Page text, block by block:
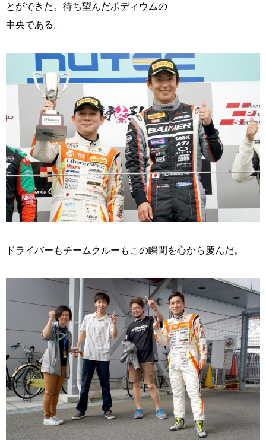
とができた。待ち望んだポディウムの
中央である。
ドライバーもチームクルーもこの瞬間を心から慶んだ。